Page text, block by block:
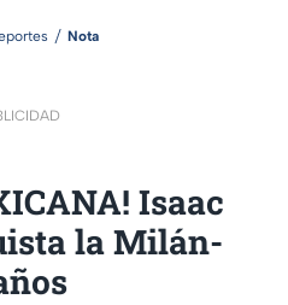
Nota
Isaac
la Milán-